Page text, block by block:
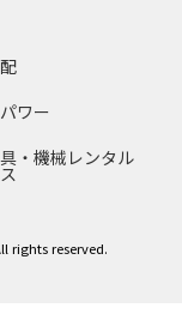
ワー
・機械レンタル
rights reserved.